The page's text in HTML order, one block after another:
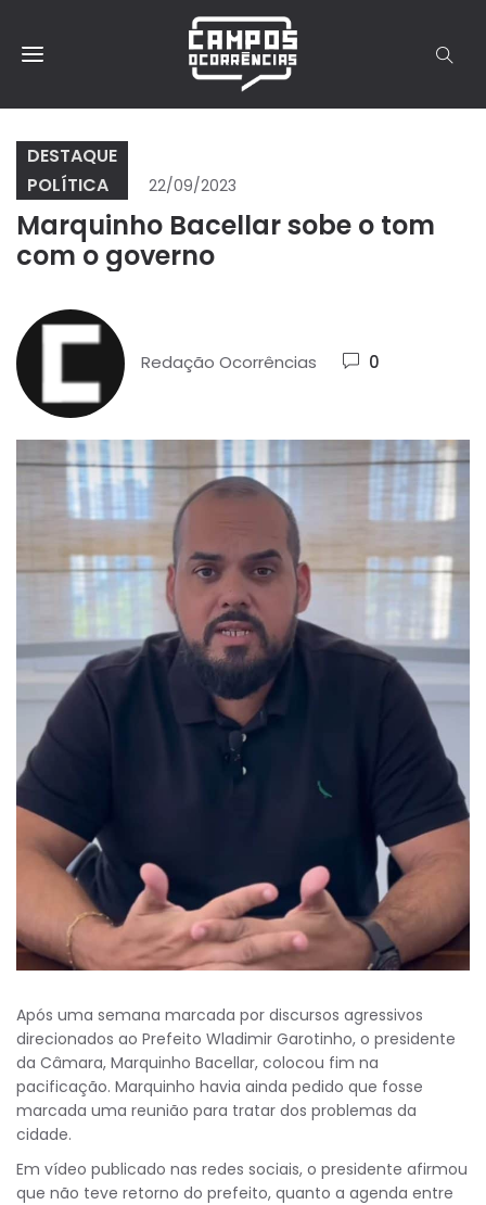
DESTAQUE
POLÍTICA
22/09/2023
Marquinho Bacellar sobe o tom
com o governo
Redação Ocorrências 0
Após uma semana marcada por discursos agressivos
direcionados ao Prefeito Wladimir Garotinho, o presidente
da Câmara, Marquinho Bacellar, colocou fim na
pacificação. Marquinho havia ainda pedido que fosse
marcada uma reunião para tratar dos problemas da
cidade.
Em vídeo publicado nas redes sociais, o presidente afirmou
que não teve retorno do prefeito, quanto a agenda entre